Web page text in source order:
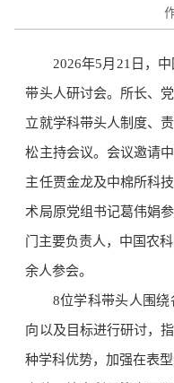
2026年5月21日，
带头人研讨会。所长、
立就学科带头人制度、
松主持会议。会议邀请
主任贾金龙及中棉所科
术局原党组书记葛伟娟
门主要负责人，中国农
余人参会。
8位学科带头人围
向以及目标进行研讨，
种学科优势，加强在表